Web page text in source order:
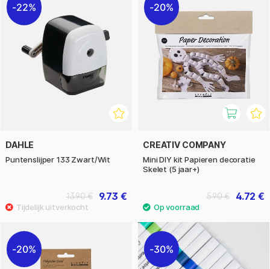
22%
DAHLE
Puntenslijper 133 Zwart/Wit
9.73 €
13.90 €
20%
CREATIV COMPANY
Mini DIY kit Papieren decoratie
Skelet (5 jaar+)
4.72 €
5.90 €
20% 30%